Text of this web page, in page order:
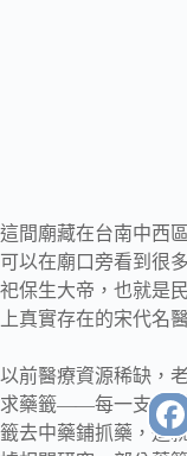
這間廟藏在台南中西
可以在廟口旁看到很
祀保生大帝，也就是
上真實存在的宋代名
以前醫療資源稀缺，
求藥籤——每一支籤對
籤去中藥鋪抓藥，這